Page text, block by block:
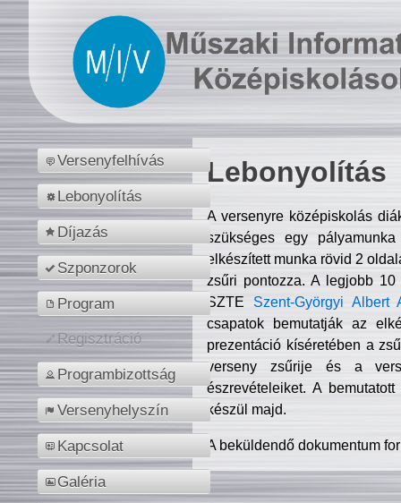
Versenyfelhívás
Lebonyolítás
Díjazás
Szponzorok
Program
Regisztráció
Programbizottság
Versenyhelyszín
Kapcsolat
Galéria
Lebonyolítás
A versenyre középiskolás
szükséges egy
elkészített munka rövid 2
zsűri pontozza. A legjobb
SZTE Szent-Györgyi Albert
csapatok bemutatják az
prezentáció kíséretében a
verseny zsűrije és a
észrevételeiket. A
készül majd.
A beküldendő dokumentum